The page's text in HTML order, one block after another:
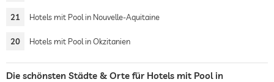
21 Hotels mit Pool in Nouvelle-Aquitaine
20 Hotels mit Pool in Okzitanien
Die schönsten Städte & Orte für Hotels mit Pool in